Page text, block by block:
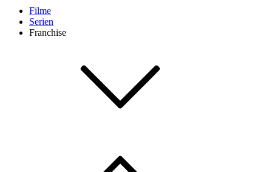
Filme
Serien
Franchise